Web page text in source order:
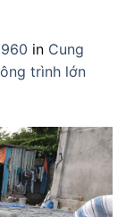
in Cung
trình lớn